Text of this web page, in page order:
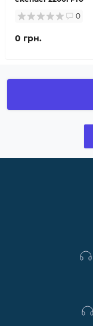
0
0 грн.